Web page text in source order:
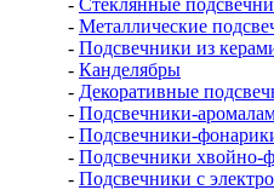
- Стеклянные
- Металлические
- Подсвечники из
- Канделябры
- Декоративные
- Подсвечники-
- Подсвечники-
- Подсвечники хвойно-
- Подсвечники с